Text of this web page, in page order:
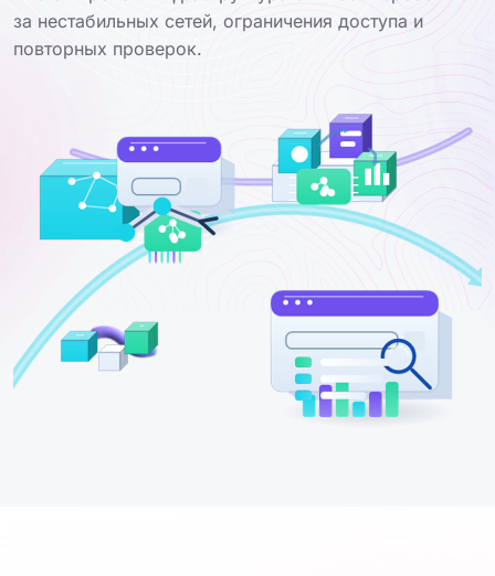
за нестабильных сетей, ограничения доступа и
повторных проверок.